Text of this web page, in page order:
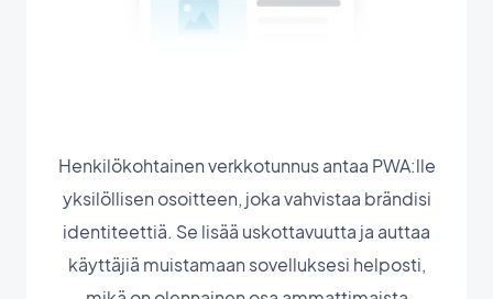
Henkilökohtainen verkkotunnus antaa PWA:lle
yksilöllisen osoitteen, joka vahvistaa brändisi
identiteettiä. Se lisää uskottavuutta ja auttaa
käyttäjiä muistamaan sovelluksesi helposti,